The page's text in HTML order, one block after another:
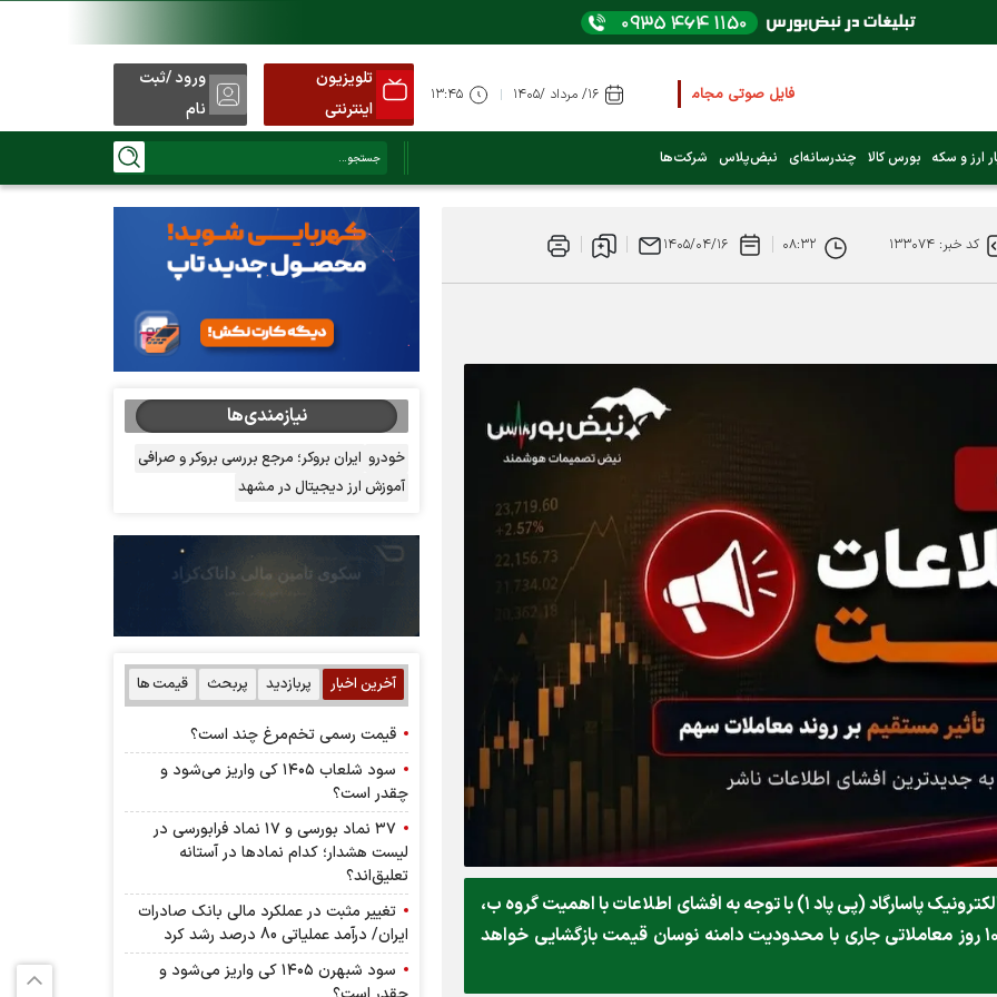
فایل صوتی مجامع و کنفرانس هارا از اینجا گوش کنید
عرضه اولیه بعدی کدام نماد است؟ (کلیک کنید)
تلویزیون
اینترنتی
ورود /ثبت
نام
ارز و سکه بورس کالا چندرسانه‌ای نبض‌پلاس شرکت‌ها
کد خبر: ۱۳۳۰۷۴ ۰۸:۳۲ ۱۴۰۵/۰۴/۱۶
به اطلاع میرساند نماد معاملاتی شرکت پرداخت الکترونیک پاسارگاد (پی پاد ۱) با توجه به افشای اطلاعات با اهمیت گروه ب،
متوقف گردید. نماد مذکور حداکثر تا ساعت ۱۰:۱۵ روز معاملاتی جاری با محدودیت دامنه نوسان قیمت بازگشایی خواهد
نیازمندی‌ها
خودرو ایران بروکر؛ مرجع بررسی بروکر و صرافی
آموزش ارز دیجیتال در مشهد
آخرین اخبار پربازدید پربحث قیمت ها
قیمت رسمی تخم‌مرغ چند است؟
سود شلعاب ۱۴۰۵ کی واریز می‌شود و
چقدر است؟
۳۷ نماد بورسی و ۱۷ نماد فرابورسی در
لیست هشدار؛ کدام نماد‌ها در آستانه
تعلیق‌اند؟
تغییر مثبت در عملکرد مالی بانک صادرات
ایران/ درآمد عملیاتی 80 درصد رشد کرد
سود شبهرن ۱۴۰۵ کی واریز می‌شود و